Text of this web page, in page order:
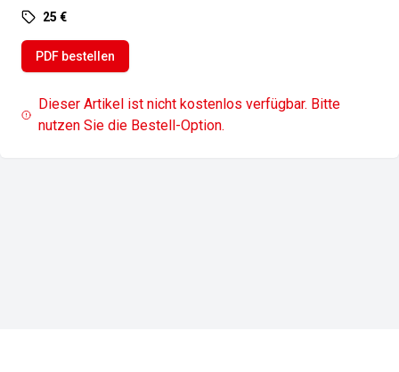
25 €
PDF bestellen
Dieser Artikel ist nicht kostenlos verfügbar. Bitte
nutzen Sie die Bestell-Option.